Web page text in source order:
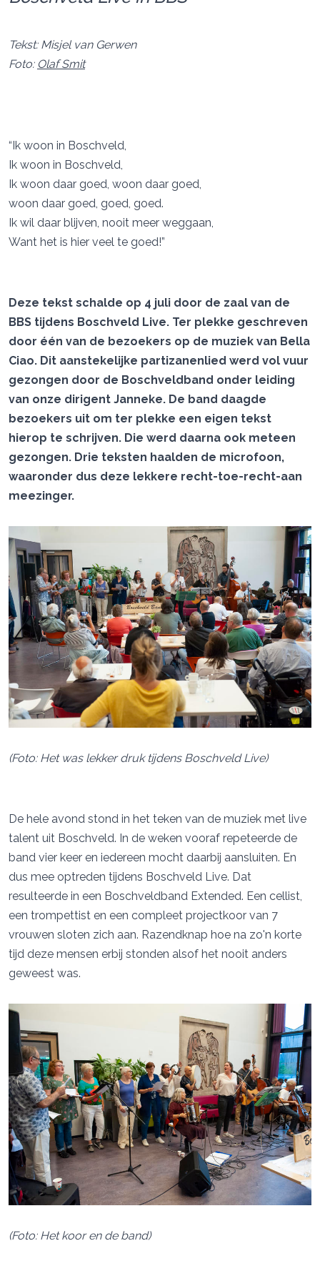
Tekst: Misjel van Gerwen
Foto: Olaf Smit
“Ik woon in Boschveld,
Ik woon in Boschveld,
Ik woon daar goed, woon daar goed,
woon daar goed, goed, goed.
Ik wil daar blijven, nooit meer weggaan,
Want het is hier veel te goed!”
Deze tekst schalde op 4 juli door de zaal van de
BBS tijdens Boschveld Live. Ter plekke geschreven
door één van de bezoekers op de muziek van Bella
Ciao. Dit aanstekelijke partizanenlied werd vol vuur
gezongen door de Boschveldband onder leiding
van onze dirigent Janneke. De band daagde
bezoekers uit om ter plekke een eigen tekst
hierop te schrijven. Die werd daarna ook meteen
gezongen. Drie teksten haalden de microfoon,
waaronder dus deze lekkere recht-toe-recht-aan
meezinger.
(Foto: Het was lekker druk tijdens Boschveld Live)
De hele avond stond in het teken van de muziek met live
talent uit Boschveld. In de weken vooraf repeteerde de
band vier keer en iedereen mocht daarbij aansluiten. En
dus mee optreden tijdens Boschveld Live. Dat
resulteerde in een Boschveldband Extended. Een cellist,
een trompettist en een compleet projectkoor van 7
vrouwen sloten zich aan. Razendknap hoe na zo'n korte
tijd deze mensen erbij stonden alsof het nooit anders
geweest was.
(Foto: Het koor en de band)